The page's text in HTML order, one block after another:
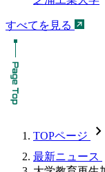
すべてを見る
TOPページ chevron_forward
最新ニュース